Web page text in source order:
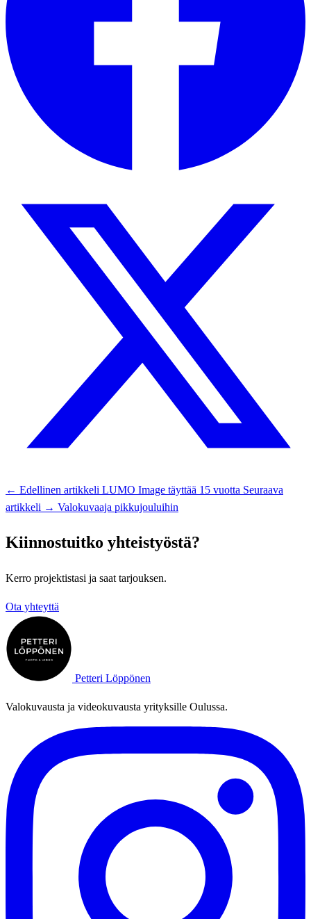
← Edellinen artikkeli LUMO Image täyttää 15 vuotta Seuraava
artikkeli → Valokuvaaja pikkujouluihin
Kiinnostuitko yhteistyöstä?
Kerro projektistasi ja saat tarjouksen.
Ota yhteyttä
Petteri Löppönen
Valokuvausta ja videokuvausta yrityksille Oulussa.